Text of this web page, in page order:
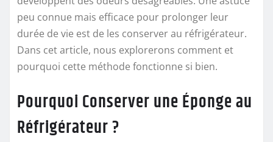
peu connue mais efficace pour prolonger leur
durée de vie est de les conserver au réfrigérateur.
Dans cet article, nous explorerons comment et
pourquoi cette méthode fonctionne si bien.
Pourquoi Conserver une Éponge au
Réfrigérateur ?